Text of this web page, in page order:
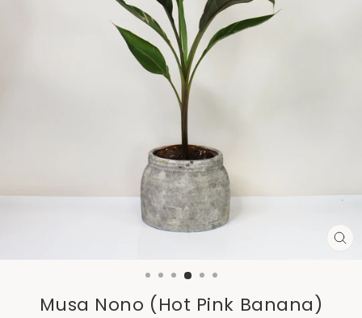
Musa Nono (Hot Pink Banana)